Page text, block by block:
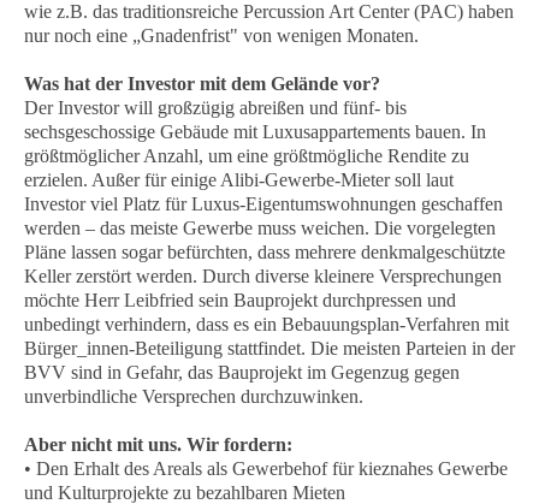
wie z.B. das traditionsreiche Percussion Art Center (PAC) haben
nur noch eine „Gnadenfrist" von wenigen Monaten.
Was hat der Investor mit dem Gelände vor?
Der Investor will großzügig abreißen und fünf- bis
sechsgeschossige Gebäude mit Luxusappartements bauen. In
größtmöglicher Anzahl, um eine größtmögliche Rendite zu
erzielen. Außer für einige Alibi-Gewerbe-Mieter soll laut
Investor viel Platz für Luxus-Eigentumswohnungen geschaffen
werden – das meiste Gewerbe muss weichen. Die vorgelegten
Pläne lassen sogar befürchten, dass mehrere denkmalgeschützte
Keller zerstört werden. Durch diverse kleinere Versprechungen
möchte Herr Leibfried sein Bauprojekt durchpressen und
unbedingt verhindern, dass es ein Bebauungsplan-Verfahren mit
Bürger_innen-Beteiligung stattfindet. Die meisten Parteien in der
BVV sind in Gefahr, das Bauprojekt im Gegenzug gegen
unverbindliche Versprechen durchzuwinken.
Aber nicht mit uns. Wir fordern:
• Den Erhalt des Areals als Gewerbehof für kieznahes Gewerbe
und Kulturprojekte zu bezahlbaren Mieten